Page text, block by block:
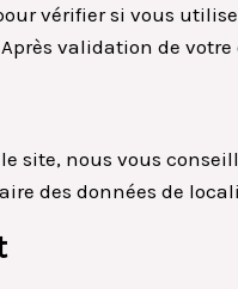
vérifier si vous
validation de
site, nous vous
des données de